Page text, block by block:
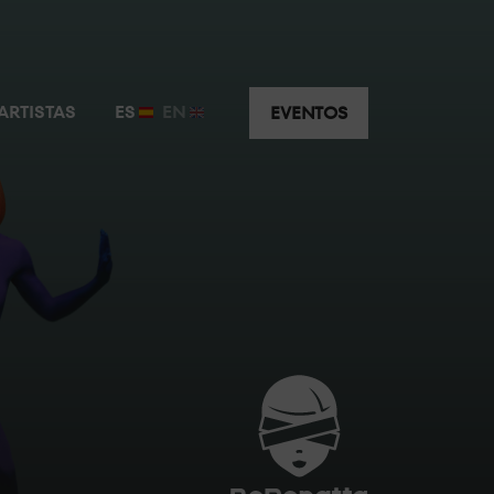
ES EN EVENTOS
y privado a escasos metros de la cabina.
y visibilidad e intimidad privilegiadas.
disfruta del mejor sonido y la mejor atención.